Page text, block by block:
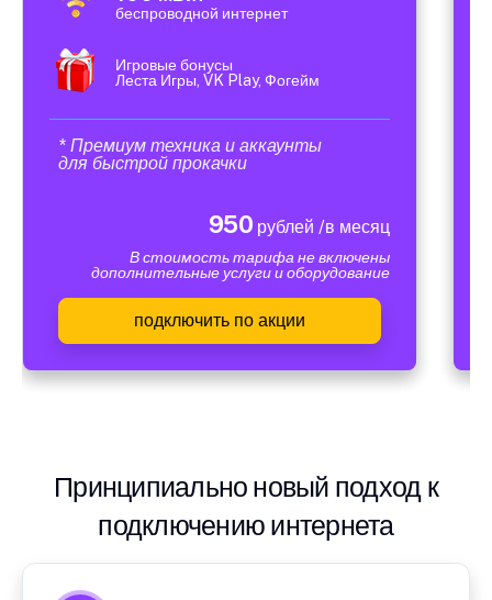
беспроводной интернет
Игровые бонусы
Леста Игры, VK Play, Фогейм
* Премиум техника и аккаунты
для быстрой прокачки
950 рублей /в месяц
В стоимость тарифа не включены
дополнительные услуги и оборудование
подключить по акции
Принципиально новый подход к
подключению интернета